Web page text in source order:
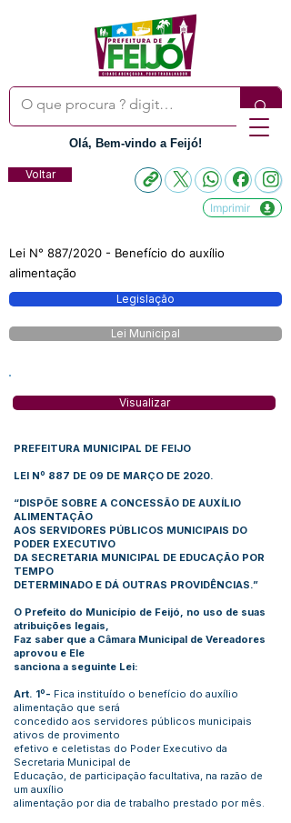
Olá, Bem-vindo a Feijó!
Voltar
Imprimir
Lei N° 887/2020 - Benefício do auxílio
alimentação
Legislação
Lei Municipal
Visualizar
PREFEITURA MUNICIPAL DE FEIJO
LEI Nº 887 DE 09 DE MARÇO DE 2020.
“DISPÕE SOBRE A CONCESSÃO DE AUXÍLIO
ALIMENTAÇÃO
AOS SERVIDORES PÚBLICOS MUNICIPAIS DO
PODER EXECUTIVO
DA SECRETARIA MUNICIPAL DE EDUCAÇÃO POR
TEMPO
DETERMINADO E DÁ OUTRAS PROVIDÊNCIAS.”
O Prefeito do Município de Feijó, no uso de suas
atribuições legais,
Faz saber que a Câmara Municipal de Vereadores
aprovou e Ele
sanciona a seguinte Lei:
Art. 1º- Fica instituído o benefício do auxílio
alimentação que será
concedido aos servidores públicos municipais
ativos de provimento
efetivo e celetistas do Poder Executivo da
Secretaria Municipal de
Educação, de participação facultativa, na razão de
um auxílio
alimentação por dia de trabalho prestado por mês.